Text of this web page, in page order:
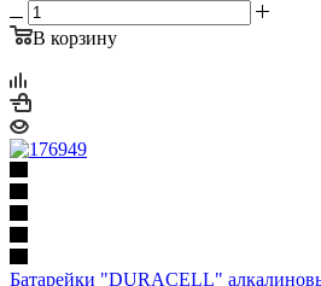
В корзину
Батарейки "DURACELL"